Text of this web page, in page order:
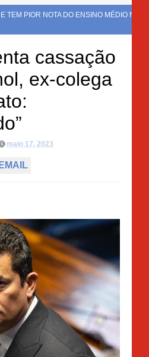
ENSINO MÉDIO NO
cassação
ex-colega
maio 17, 2023
EMAIL